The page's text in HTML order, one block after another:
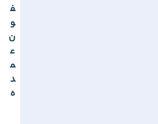
ف
و
ن
ع
م
د
ه